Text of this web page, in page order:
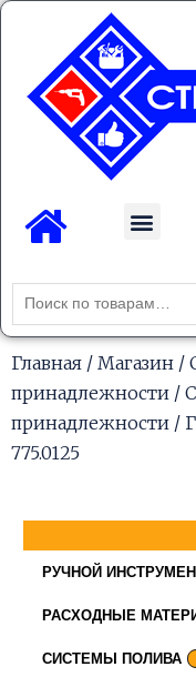
Перейти
содержимому
Menu
Искать:
Главная / Магазин /
принадлежности /
принадлежности /
775.0125
РУЧНОЙ
РАСХОДНЫЕ
СИСТЕМЫ ПОЛИВА